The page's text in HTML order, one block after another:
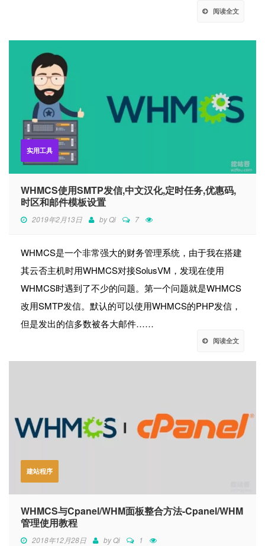
阅读全文
实用工具
WHMCS使用SMTP发信,中文汉化,定时任务,优惠码,
时区和邮件模板设置
2019年2月13日 byQi 7
WHMCS是一个非常强大的财务管理系统，由于我在搭建
其云否主机时用WHMCS对接SolusVM，发现在使用
WHMCS时遇到了不少的问题。第一个问题就是WHMCS
改用SMTP发信。默认的可以使用WHMCS的PHP发信，
但是发出的信多数被各大邮件……
阅读全文
建站程序
WHMCS与Cpanel/WHM面板整合方法-Cpanel/WHM
管理使用教程
2018年12月28日 byQi 1